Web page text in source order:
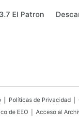
El Patron
Políticas de Privacidad
de EEO
Acceso al